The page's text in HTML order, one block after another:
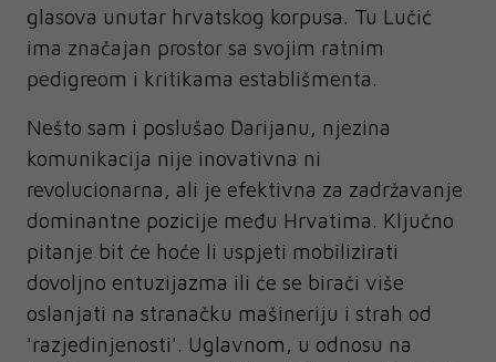
glasova unutar hrvatskog korpusa. Tu Lučić
ima značajan prostor sa svojim ratnim
pedigreom i kritikama establišmenta.
Nešto sam i poslušao Darijanu, njezina
komunikacija nije inovativna ni
revolucionarna, ali je efektivna za zadržavanje
dominantne pozicije među Hrvatima. Ključno
pitanje bit će hoće li uspjeti mobilizirati
dovoljno entuzijazma ili će se birači više
oslanjati na stranačku mašineriju i strah od
'razjedinjenosti'. Uglavnom, u odnosu na